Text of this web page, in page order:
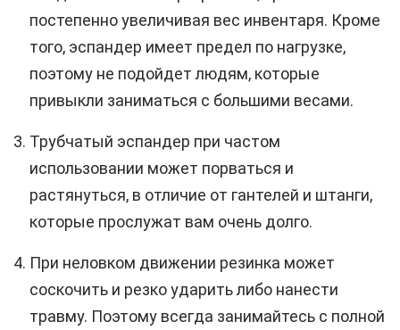
постепенно увеличивая вес инвентаря. Кроме
того, эспандер имеет предел по нагрузке,
поэтому не подойдет людям, которые
привыкли заниматься с большими весами.
Трубчатый эспандер при частом
использовании может порваться и
растянуться, в отличие от гантелей и штанги,
которые прослужат вам очень долго.
При неловком движении резинка может
соскочить и резко ударить либо нанести
травму. Поэтому всегда занимайтесь с полной